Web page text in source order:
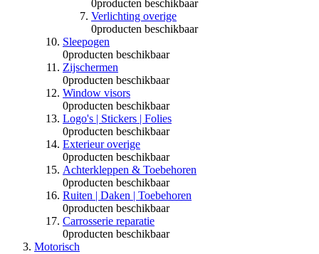
0producten beschikbaar
Verlichting overige
0producten beschikbaar
Sleepogen
0producten beschikbaar
Zijschermen
0producten beschikbaar
Window visors
0producten beschikbaar
Logo's | Stickers | Folies
0producten beschikbaar
Exterieur overige
0producten beschikbaar
Achterkleppen & Toebehoren
0producten beschikbaar
Ruiten | Daken | Toebehoren
0producten beschikbaar
Carrosserie reparatie
0producten beschikbaar
Motorisch